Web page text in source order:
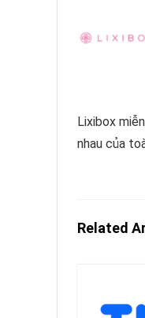
Lixibox
nhau của
Related